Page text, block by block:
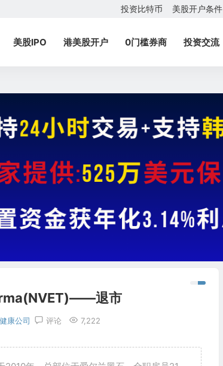
投资比特币 美股开户条件
美股IPO 港美股开户 0门槛券商 投资交流
退市
康公司 评论 7,222